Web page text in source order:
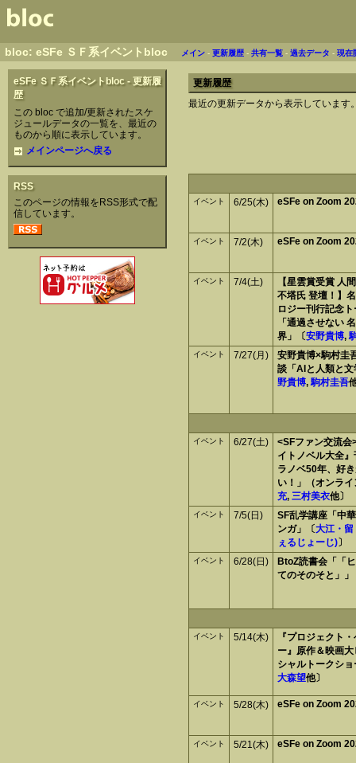
bloc: eSFe ＳＦ系イベントbloc メイン -更新履歴 -共有一覧 -過去データ -現在
eSFe ＳＦ系イベントbloc - 更新履
歴
この bloc で追加/更新されたスケ
ジュールデータの一覧を、最近の
ものから順に表示しています。
メインページへ戻る
RSS
このページの情報をRSS形式で配
信しています。
更新履歴
最近の更新データから表示しています
イベント 6/25(木) eSFe on Zoom
イベント 7/2(木) eSFe on Zoom
イベント 7/4(土)
【星雲賞受賞 人
不塔氏 登壇！】
ロジー刊行記念
「通過させない
界」〔安野貴博,
イベント 7/27(月)
安野貴博×駒村圭
談「AIと人類と
野貴博,駒村圭吾
イベント 6/27(土)
<SFファン交流会
イトノベル大全
ラノベ50年、好
い！」（オンライ
充, 三村美衣他〕
イベント 7/5(日)
SF乱学講座「中
ンガ」〔大江・留
ぇるじょーじ)〕
イベント 6/28(日)
BtoZ読書会「「
てのそのそと」」
イベント 5/14(木)
『プロジェクト
ー』原作＆映画
シャルトークショ
大森望他〕
イベント 5/28(木) eSFe on Zoom
イベント 5/21(木) eSFe on Zoom